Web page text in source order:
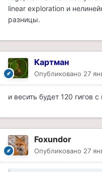
linear exploration и
разницы.
Картман
Опубликовано 27
и весить будет 120 гигов
Foxundor
Опубликовано 27